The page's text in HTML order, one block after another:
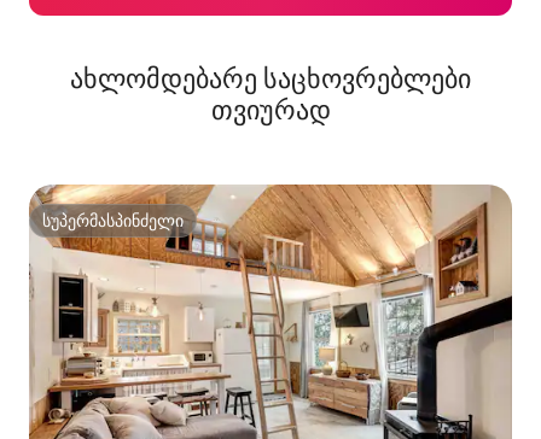
ახლომდებარე საცხოვრებლები
თვიურად
სუპერმასპინძელი
სუპერმასპინძელი